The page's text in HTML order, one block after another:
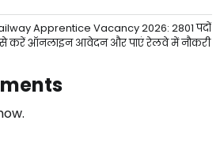
Apprentice Vacancy 2026: 2801 पदों
करें ऑनलाइन आवेदन और पाएं रेलवे में नौकरी